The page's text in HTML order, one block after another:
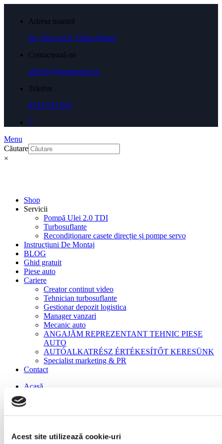
Acest site utilizează cookie-uri
Adresa noastră
Str. Deva nr.8, Târgu-Mureș
Contactează-ne
office[@]pompeulei.ro
Telefon
0743 035 955
Menu
Căutare
×
Shop
Servicii
Pompă Ulei 2.0 TDI
Turbosuflante
Recondiționare casete direcție și pompe servo
Instrucțiuni De Montaj
BLOG
Ghid gratuit
Piese auto
Cariere
Creator continut video
Tehnician turbosuflante
Gestionar depozit logistica
Manager vanzari
Mecanic auto
ANGAJĂM REPREZENTANT TEHNIC PIESE
AUTO
AUTÓALKATRÉSZ ÉRTÉKESÍTŐT KERESÜNK
Specialist marketing & PR
Contact
Acasă
Motoare
Motor NOU Mercedes A CLA GLA 45 AMG 2.0 – M
Motor NOU Mercedes A CLA GLA 45